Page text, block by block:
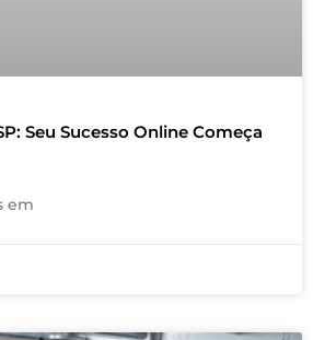
Seu Sucesso Online Começa
em